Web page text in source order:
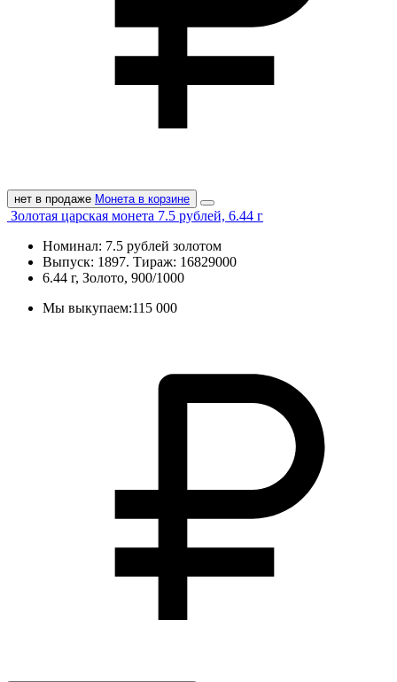
нет в продаже Монета в корзине
Золотая царская монета 7.5 рублей, 6.44 г
Номинал: 7.5 рублей золотом
Выпуск: 1897. Тираж: 16829000
6.44 г, Золото, 900/1000
Мы выкупаем:115 000